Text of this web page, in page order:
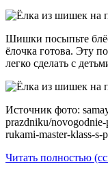
Шишки посыпьте
ёлочка готова. Эту
легко сделать с
Источник фото:
prazdniku/
rukami-master-klass-s-
Читать полностью